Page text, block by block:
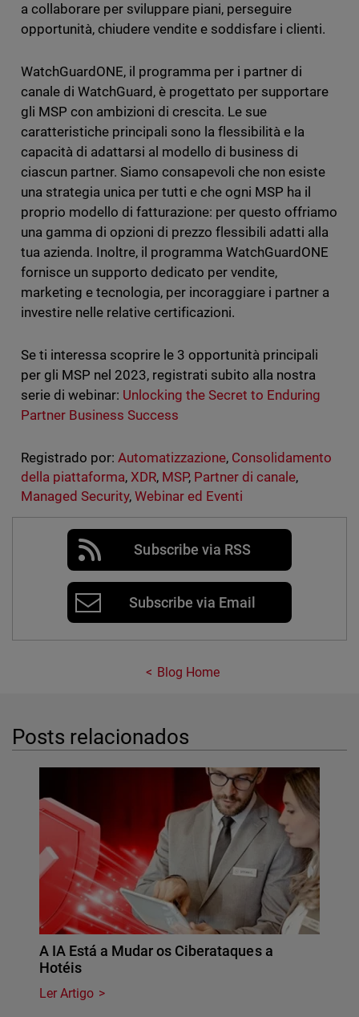
a collaborare per sviluppare piani, perseguire
opportunità, chiudere vendite e soddisfare i clienti.
WatchGuardONE, il programma per i partner di
canale di WatchGuard, è progettato per supportare
gli MSP con ambizioni di crescita. Le sue
caratteristiche principali sono la flessibilità e la
capacità di adattarsi al modello di business di
ciascun partner. Siamo consapevoli che non esiste
una strategia unica per tutti e che ogni MSP ha il
proprio modello di fatturazione: per questo offriamo
una gamma di opzioni di prezzo flessibili adatti alla
tua azienda. Inoltre, il programma WatchGuardONE
fornisce un supporto dedicato per vendite,
marketing e tecnologia, per incoraggiare i partner a
investire nelle relative certificazioni.
Se ti interessa scoprire le 3 opportunità principali
per gli MSP nel 2023, registrati subito alla nostra
serie di webinar: Unlocking the Secret to Enduring
Partner Business Success
Registrado por: Automatizzazione, Consolidamento
della piattaforma, XDR, MSP, Partner di canale,
Managed Security, Webinar ed Eventi
Subscribe via RSS
Subscribe via Email
Blog Home
Posts relacionados
A IA Está a Mudar os Ciberataques a
Hotéis
Ler Artigo